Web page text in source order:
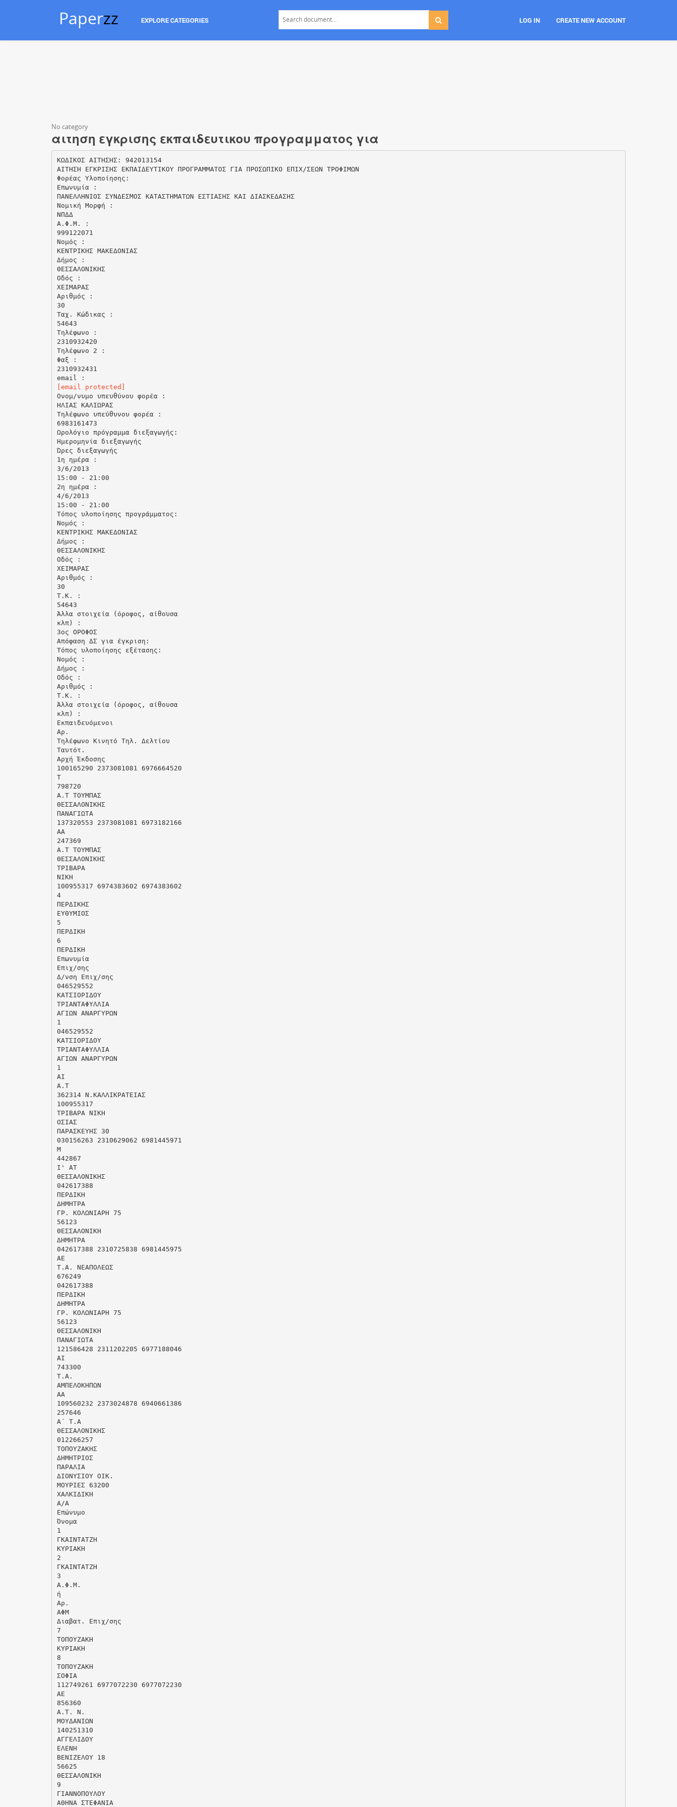
Paperzz EXPLORE CATEGORIES LOG IN CREATE NEW ACCOUNT
No category
αιτηση εγκρισης εκπαιδευτικου προγραμματος για
ΚΩΔΙΚΟΣ ΑΙΤΗΣΗΣ: 942013154
ΑΙΤΗΣΗ ΕΓΚΡΙΣΗΣ ΕΚΠΑΙΔΕΥΤΙΚΟΥ ΠΡΟΓΡΑΜΜΑΤΟΣ ΓΙΑ ΠΡΟΣΩΠΙΚΟ ΕΠΙΧ/ΣΕΩΝ ΤΡΟΦΙΜΩΝ
Φορέας Υλοποίησης:
Επωνυμία :
ΠΑΝΕΛΛΗΝΙΟΣ ΣΥΝΔΕΣΜΟΣ ΚΑΤΑΣΤΗΜΑΤΩΝ ΕΣΤΙΑΣΗΣ ΚΑΙ ΔΙΑΣΚΕΔΑΣΗΣ
Νομική Μορφή :
ΝΠΔΔ
Α.Φ.Μ. :
999122071
Νομός :
ΚΕΝΤΡΙΚΗΣ ΜΑΚΕΔΟΝΙΑΣ
Δήμος :
ΘΕΣΣΑΛΟΝΙΚΗΣ
Οδός :
ΧΕΙΜΑΡΑΣ
Αριθμός :
30
Ταχ. Κώδικας :
54643
Τηλέφωνο :
2310932420
Τηλέφωνο 2 :
Φαξ :
2310932431
[email protected]
Ονομ/νυμο υπευθύνου φορέα :
ΗΛΙΑΣ ΚΑΛΙΩΡΑΣ
Τηλέφωνο υπεύθυνου φορέα :
6983161473
Ωρολόγιο πρόγραμμα διεξαγωγής:
Ημερομηνία διεξαγωγής
Ώρες διεξαγωγής
1η ημέρα :
3/6/2013
15:00 - 21:00
2η ημέρα :
4/6/2013
15:00 - 21:00
Τόπος υλοποίησης προγράμματος:
Νομός :
ΚΕΝΤΡΙΚΗΣ ΜΑΚΕΔΟΝΙΑΣ
Δήμος :
ΘΕΣΣΑΛΟΝΙΚΗΣ
Οδός :
ΧΕΙΜΑΡΑΣ
Αριθμός :
30
Τ.Κ. :
54643
Άλλα στοιχεία (όροφος, αίθουσα
κλπ) :
3ος ΟΡΟΦΟΣ
Απόφαση ΔΣ για έγκριση:
Τόπος υλοποίησης εξέτασης:
Νομός :
Δήμος :
Οδός :
Αριθμός :
Τ.Κ. :
Άλλα στοιχεία (όροφος, αίθουσα
κλπ) :
Εκπαιδευόμενοι
Αρ.
Τηλέφωνο Κινητό Τηλ. Δελτίου
Ταυτότ.
Αρχή Έκδοσης
100165290 2373081081 6976664520
Τ
798720
Α.Τ ΤΟΥΜΠΑΣ
ΘΕΣΣΑΛΟΝΙΚΗΣ
ΠΑΝΑΓΙΩΤΑ
137320553 2373081081 6973182166
ΑΑ
247369
Α.Τ ΤΟΥΜΠΑΣ
ΘΕΣΣΑΛΟΝΙΚΗΣ
ΤΡΙΒΑΡΑ
ΝΙΚΗ
100955317 6974383602 6974383602
4
ΠΕΡΔΙΚΗΣ
ΕΥΘΥΜΙΟΣ
5
ΠΕΡΔΙΚΗ
6
ΠΕΡΔΙΚΗ
Επωνυμία
Επιχ/σης
Δ/νση Επιχ/σης
046529552
ΚΑΤΣΙΟΡΙΔΟΥ
ΤΡΙΑΝΤΑΦΥΛΛΙΑ
ΑΓΙΩΝ ΑΝΑΡΓΥΡΩΝ
1
046529552
ΚΑΤΣΙΟΡΙΔΟΥ
ΤΡΙΑΝΤΑΦΥΛΛΙΑ
ΑΓΙΩΝ ΑΝΑΡΓΥΡΩΝ
1
ΑΙ
Α.Τ
362314 Ν.ΚΑΛΛΙΚΡΑΤΕΙΑΣ
100955317
ΤΡΙΒΑΡΑ ΝΙΚΗ
ΟΣΙΑΣ
ΠΑΡΑΣΚΕΥΗΣ 30
030156263 2310629062 6981445971
Μ
442867
Ι' ΑΤ
ΘΕΣΣΑΛΟΝΙΚΗΣ
042617388
ΠΕΡΔΙΚΗ
ΔΗΜΗΤΡΑ
ΓΡ. ΚΟΛΩΝΙΑΡΗ 75
56123
ΘΕΣΣΑΛΟΝΙΚΗ
ΔΗΜΗΤΡΑ
042617388 2310725838 6981445975
ΑΕ
Τ.Α. ΝΕΑΠΟΛΕΩΣ
676249
042617388
ΠΕΡΔΙΚΗ
ΔΗΜΗΤΡΑ
ΓΡ. ΚΟΛΩΝΙΑΡΗ 75
56123
ΘΕΣΣΑΛΟΝΙΚΗ
ΠΑΝΑΓΙΩΤΑ
121586428 2311202205 6977188046
ΑΙ
743300
Τ.Α.
ΑΜΠΕΛΟΚΗΠΩΝ
ΑΑ
109560232 2373024878 6940661386
257646
Α΄ Τ.Α
ΘΕΣΣΑΛΟΝΙΚΗΣ
012266257
ΤΟΠΟΥΖΑΚΗΣ
ΔΗΜΗΤΡΙΟΣ
ΠΑΡΑΛΙΑ
ΔΙΟΝΥΣΙΟΥ ΟΙΚ.
ΜΟΥΡΙΕΣ 63200
ΧΑΛΚΙΔΙΚΗ
Α/Α
Επώνυμο
Όνομα
1
ΓΚΑΙΝΤΑΤΖΗ
ΚΥΡΙΑΚΗ
2
ΓΚΑΙΝΤΑΤΖΗ
3
Α.Φ.Μ.
ή
Αρ.
ΑΦΜ
Διαβατ. Επιχ/σης
7
ΤΟΠΟΥΖΑΚΗ
ΚΥΡΙΑΚΗ
8
ΤΟΠΟΥΖΑΚΗ
ΣΟΦΙΑ
112749261 6977072230 6977072230
ΑΕ
856360
Α.Τ. Ν.
ΜΟΥΔΑΝΙΩΝ
140251310
ΑΓΓΕΛΙΔΟΥ
ΕΛΕΝΗ
ΒΕΝΙΖΕΛΟΥ 18
56625
ΘΕΣΣΑΛΟΝΙΚΗ
9
ΓΙΑΝΝΟΠΟΥΛΟΥ
ΑΘΗΝΑ ΣΤΕΦΑΝΙΑ